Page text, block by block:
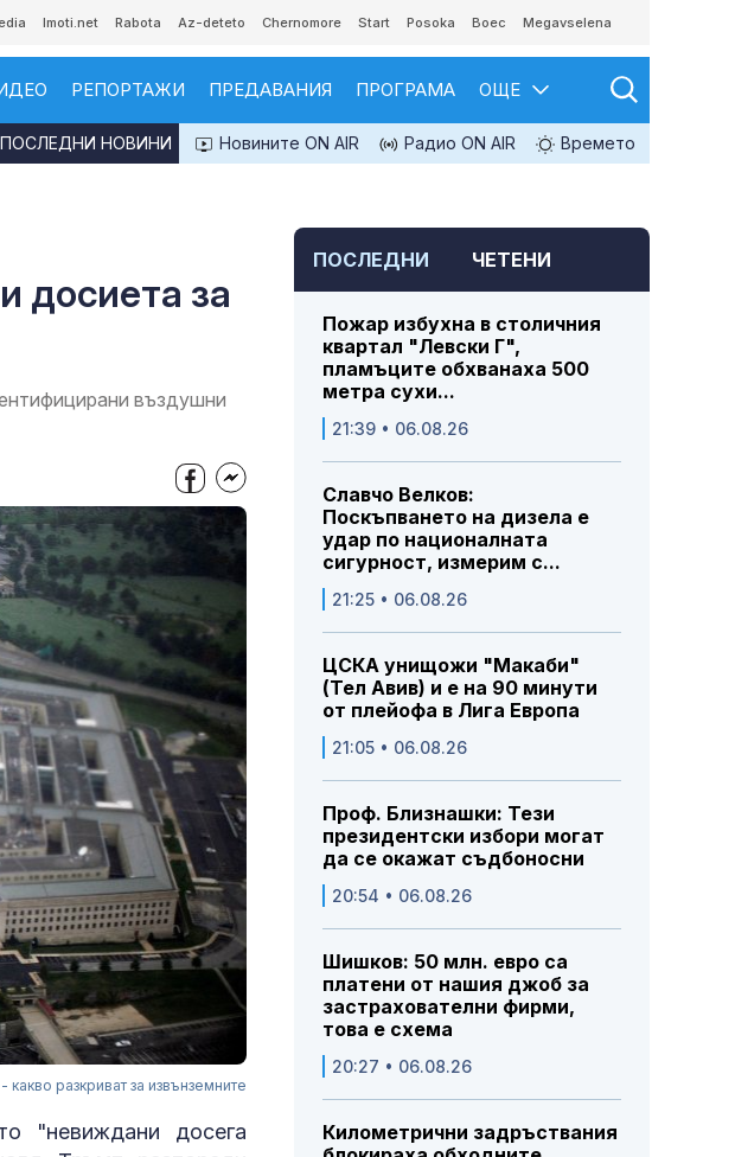
Imoti.net Rabota Az-deteto Chernomore Start Posoka Boec Megavselena
РЕПОРТАЖИ ПРЕДАВАНИЯ ПРОГРАМА ОЩЕ
Новините ON AIR Радио ON AIR Времето
ПОСЛЕДНИ НОВИНИ
досиета за
въздушни
разкриват за извънземните
"невиждани досега
ПОСЛЕДНИ ЧЕТЕНИ
Пожар избухна в столичния
квартал "Левски Г",
пламъците обхванаха 500
метра сухи...
21:39 • 06.08.26
Славчо Велков:
Поскъпването на дизела е
удар по националната
сигурност, измерим с...
21:25 • 06.08.26
ЦСКА унищожи "Макаби"
(Тел Авив) и е на 90 минути
от плейофа в Лига Европа
21:05 • 06.08.26
Проф. Близнашки: Тези
президентски избори могат
да се окажат съдбоносни
20:54 • 06.08.26
Шишков: 50 млн. евро са
платени от нашия джоб за
застрахователни фирми,
това е схема
20:27 • 06.08.26
Километрични задръствания